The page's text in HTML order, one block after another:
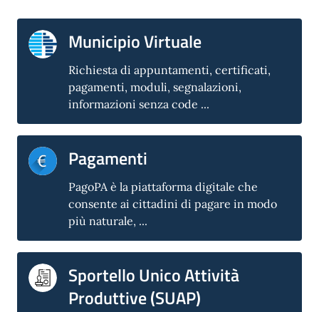
Municipio Virtuale
Richiesta di appuntamenti, certificati,
pagamenti, moduli, segnalazioni,
informazioni senza code ...
Pagamenti
PagoPA è la piattaforma digitale che
consente ai cittadini di pagare in modo
più naturale, ...
Sportello Unico Attività
Produttive (SUAP)